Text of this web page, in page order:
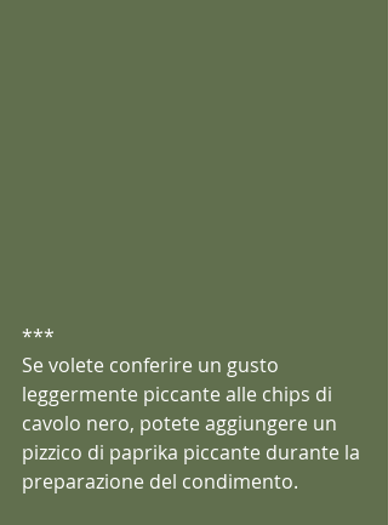
***
Se volete conferire un gusto
leggermente piccante alle chips di
cavolo nero, potete aggiungere un
pizzico di paprika piccante durante la
preparazione del condimento.